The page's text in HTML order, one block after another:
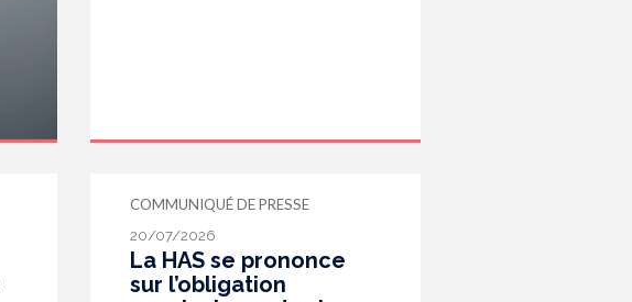
COMMUNIQUÉ DE PRESSE
20/07/2026
La HAS se prononce
sur l’obligation